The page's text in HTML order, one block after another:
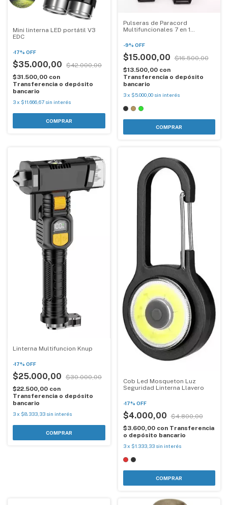
Mini linterna LED portátil V3
EDC
-17% OFF
$35.000,00
$42.000,00
$31.500,00 con
Transferencia o depósito
bancario
3x $11.666,67 sin interés
Pulseras de Paracord
Multifuncionales 7 en 1
-9% OFF
$15.000,00
$16.500,00
$13.500,00 con
Transferencia o depósito
bancario
3 x $5.000,00 sin interés
COMPRAR
Linterna Multifuncion Knup
-17% OFF
$25.000,00
$30.000,00
$22.500,00 con
Transferencia o depósito
bancario
3x $8.333,33 sin interés
Cob Led Mosqueton Luz
Seguridad Linterna Llavero
-17% OFF
$4.000,00
$4.800,00
$3.600,00 con Transferencia
o depósito bancario
3 x $1.333,33 sin interés
COMPRAR